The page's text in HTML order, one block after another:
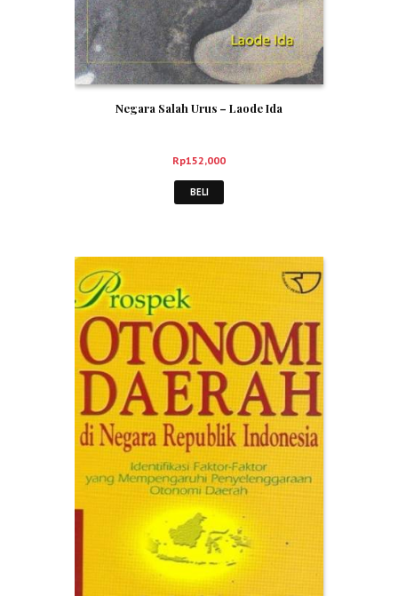
Negara Salah Urus – Laode Ida
Rp152,000
BELI